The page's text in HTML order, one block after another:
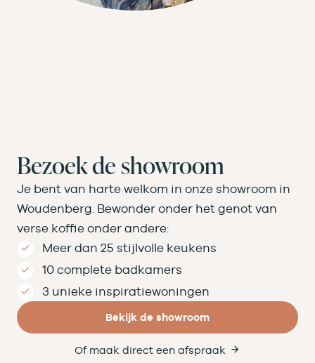
Bezoek de showroom
Je bent van harte welkom in onze showroom in
Woudenberg. Bewonder onder het genot van
verse koffie onder andere:
Meer dan 25 stijlvolle keukens
10 complete badkamers
3 unieke inspiratiewoningen
Bekijk de showroom
Of maak direct een afspraak